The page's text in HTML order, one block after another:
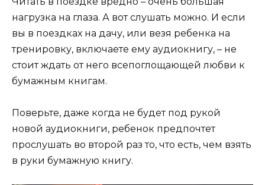
нагрузка на глаза. А вот слушать можно. И если
вы в поездках на дачу, или везя ребенка на
тренировку, включаете ему аудиокнигу, – не
стоит ждать от него всепоглощающей любви к
бумажным книгам.
Поверьте, даже когда не будет под рукой
новой аудиокниги, ребенок предпочтет
прослушать во второй раз то, что есть, чем взять
в руки бумажную книгу.